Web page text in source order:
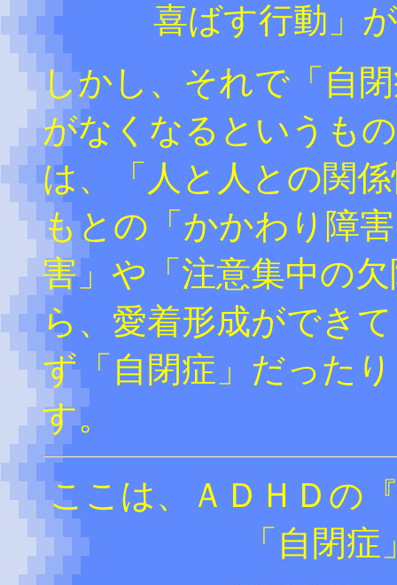
喜ばす行動」
しかし、それで「自
がなくなるというも
は、「人と人との関
もとの「かかわり障
害」や「注意集中の
ら、愛着形成ができ
ず「自閉症」だった
す。
ここは、ＡＤＨＤの
「自閉